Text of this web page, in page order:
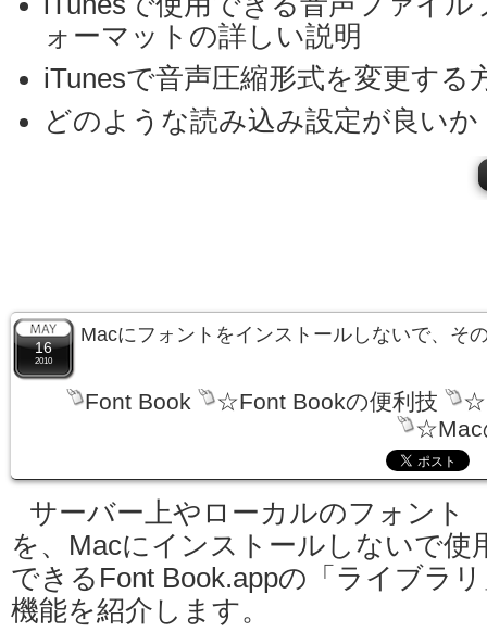
ォーマットの詳しい説明
iTunesで音声圧縮形式を変更する
どのような読み込み設定が良いか
16
2010
Macにフォントをインストールしないで、そ
Font Book ☆Font Bookの便利技
☆Mac
サーバー上やローカルのフォント
を、Macにインストールしないで使
できるFont Book.appの「ライブラ
機能を紹介します。